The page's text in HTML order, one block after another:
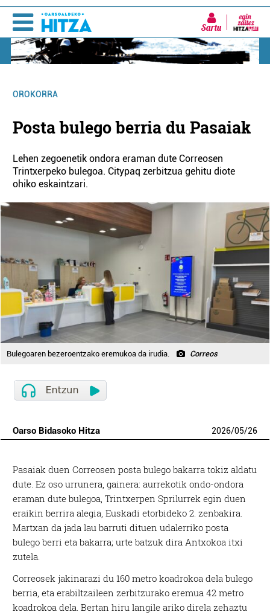
Sartu
OROKORRA
Posta bulego berria du Pasaiak
Lehen zegoenetik ondora eraman dute Correosen
Trintxerpeko bulegoa. Citypaq zerbitzua gehitu diote
ohiko eskaintzari.
Bulegoaren bezeroentzako eremukoa da irudia. Correos
Oarso Bidasoko Hitza 2026/05/26
Pasaiak duen Correosen posta bulego bakarra tokiz aldatu
dute. Ez oso urrunera, gainera: aurrekotik ondo-ondora
eraman dute bulegoa, Trintxerpen Sprilurrek egin duen
eraikin berrira alegia, Euskadi etorbideko 2. zenbakira.
Martxan da jada lau barruti dituen udalerriko posta
bulego berri eta bakarra; urte batzuk dira Antxokoa itxi
zutela.
Correosek jakinarazi du 160 metro koadrokoa dela bulego
berria, eta erabiltzaileen zerbitzurako eremua 42 metro
koadrokoa dela. Bertan hiru langile ariko direla zehaztu